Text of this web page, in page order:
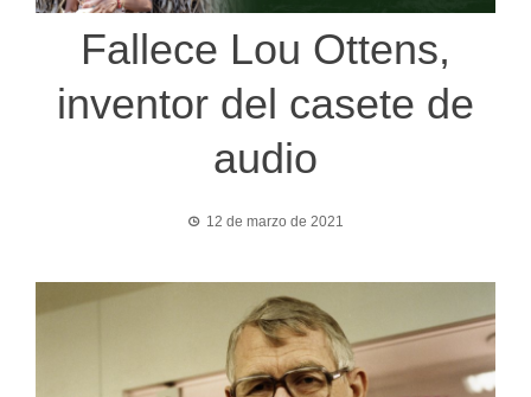
Fallece Lou Ottens,
inventor del casete de
audio
12 de marzo de 2021